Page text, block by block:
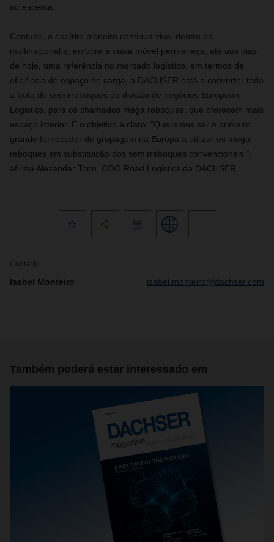
acrescenta.
Contudo, o espírito pioneiro continua vivo dentro da
multinacional e, embora a caixa móvel permaneça, até aos dias
de hoje, uma referência no mercado logístico, em termos de
eficiência de espaço de carga, a DACHSER está a converter toda
a frota de semirreboques da divisão de negócios European
Logistics, para os chamados mega reboques, que oferecem mais
espaço interior. E o objetivo é claro: “Queremos ser o primeiro
grande fornecedor de grupagem na Europa a utilizar os mega
reboques em substituição dos semirreboques convencionais ”,
afirma Alexander Tonn, COO Road Logistics da DACHSER.
Contacto
Isabel Monteiro isabel.monteiro@dachser.com
Também poderá estar interessado em